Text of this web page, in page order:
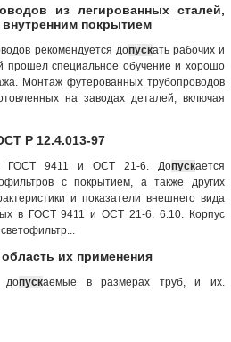
из легированных сталей,
покрытием
рекомендуется допускать рабочих и
прошел специальное обучение и хорошо
Монтаж футерованных трубопроводов
на заводах деталей, включая
Р 12.4.013-97
ГОСТ 9411 и ОСТ 21-6. Допускается
с покрытием, а также других
и показатели внешнего вида
в ГОСТ 9411 и ОСТ 21-6. 6.10. Корпус
их применения
допускаемые в размерах труб, и их.